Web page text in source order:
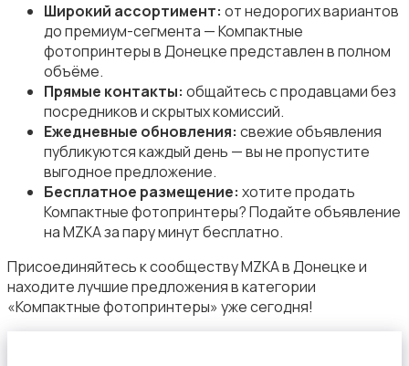
Широкий ассортимент: от недорогих вариантов
до премиум-сегмента — Компактные
фотопринтеры в Донецке представлен в полном
объёме.
Прямые контакты: общайтесь с продавцами без
посредников и скрытых комиссий.
Ежедневные обновления: свежие объявления
публикуются каждый день — вы не пропустите
выгодное предложение.
Бесплатное размещение: хотите продать
Компактные фотопринтеры? Подайте объявление
на MZKA за пару минут бесплатно.
Присоединяйтесь к сообществу MZKA в Донецке и
находите лучшие предложения в категории
«Компактные фотопринтеры» уже сегодня!